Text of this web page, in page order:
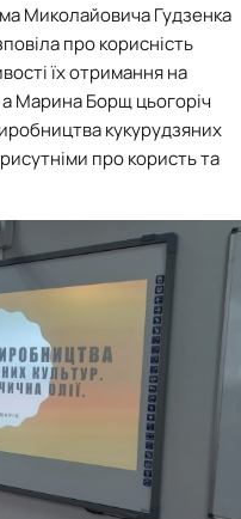
Миколайовича Гудзенка
про корисність
їх отримання на
Марина Борщ цьогоріч
кукурудзяних
про користь та